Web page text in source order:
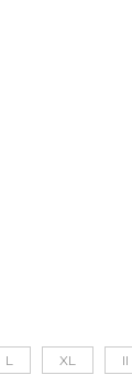
L XL II